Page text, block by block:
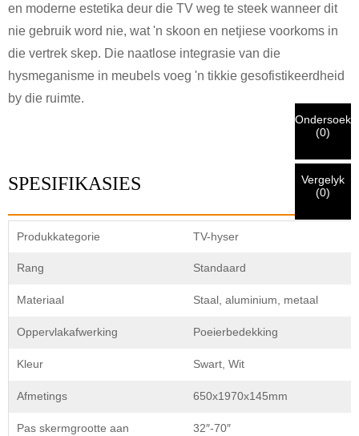
en moderne estetika deur die TV weg te steek wanneer dit
nie gebruik word nie, wat 'n skoon en netjiese voorkoms in
die vertrek skep. Die naatlose integrasie van die
hysmeganisme in meubels voeg 'n tikkie gesofistikeerdheid
by die ruimte.
SPESIFIKASIES
Produkkategorie TV-hyser
Rang Standaard
Materiaal Staal, aluminium, metaal
Oppervlakafwerking Poeierbedekking
Kleur Swart, Wit
Afmetings 650x1970x145mm
Pas skermgrootte aan 32″-70″
Ek is
CHARM se kliënt
Voer asseblief u huidige werk-e-posadres hieronder in om te
verifieer dat u 'n regte CHARM-kliënt is.
Verkeerde inligting sal lei tot die mislukking van
die versending van materiaal.
jou ingedien
Ondersoek
(0)
Vergelyk
(0)